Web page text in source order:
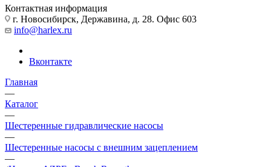
Контактная информация
г. Новосибирск, Державина, д. 28. Офис 603
info@harlex.ru
Вконтакте
Главная
—
Каталог
—
Шестеренные гидравлические насосы
—
Шестеренные насосы с внешним зацеплением
—